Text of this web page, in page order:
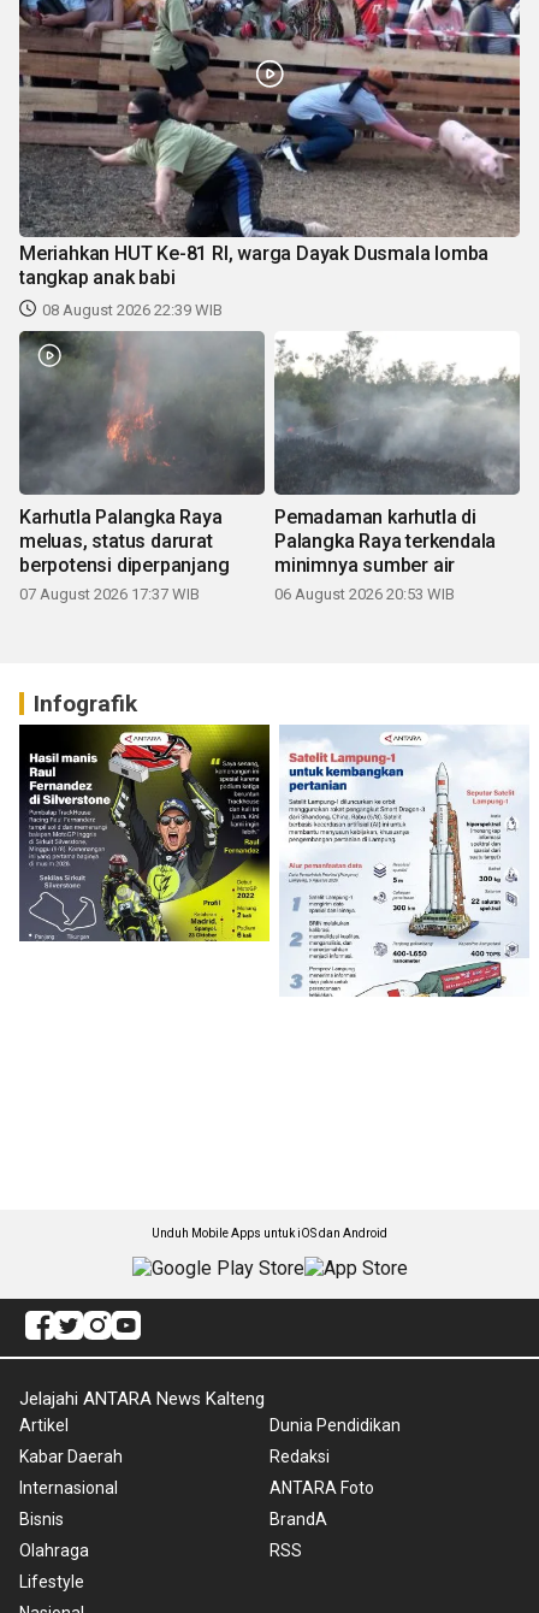
Meriahkan HUT Ke-81 RI, warga Dayak Dusmala lomba
tangkap anak babi
08 August 2026 22:39 WIB
Karhutla Palangka Raya
meluas, status darurat
berpotensi diperpanjang
07 August 2026 17:37 WIB
Pemadaman karhutla di
Palangka Raya terkendala
minimnya sumber air
06 August 2026 20:53 WIB
Infografik
Unduh Mobile Apps untuk iOS dan Android
Jelajahi ANTARA News Kalteng
Artikel
Kabar Daerah
Internasional
Bisnis
Olahraga
Lifestyle
Dunia Pendidikan
Redaksi
ANTARA Foto
BrandA
RSS